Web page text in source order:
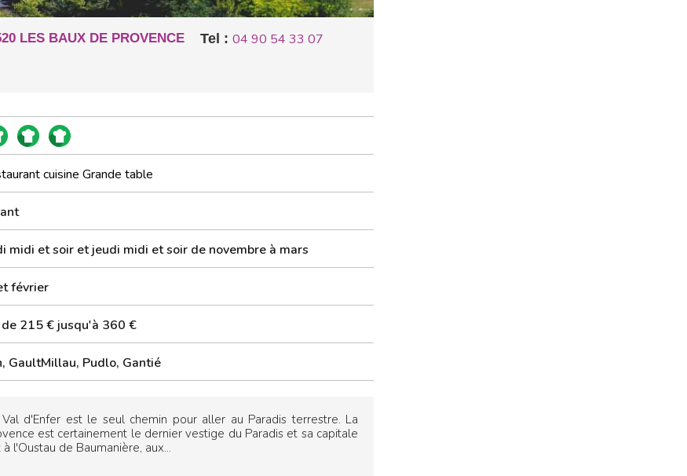
LES BAUX DE PROVENCE Tel : 04 90 54 33 07
cuisine Grande table
midi et soir et jeudi midi et soir de novembre à mars
février
215 € jusqu'à 360 €
GaultMillau, Pudlo, Gantié
d'Enfer est le seul chemin pour aller au Paradis terrestre. La
est certainement le dernier vestige du Paradis et sa capitale
à l'Oustau de Baumanière, aux...